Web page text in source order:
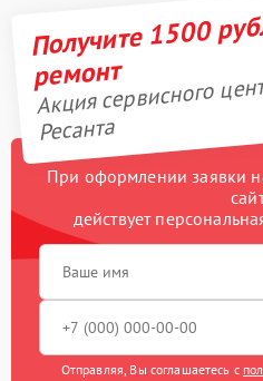
Получите 1500
ремонт
Акция сервисного
Ресанта
При оформлении заявки
действует
Отправляя, Вы соглашаетесь с